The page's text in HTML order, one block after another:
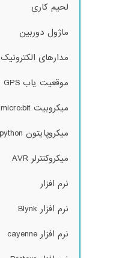
لحیم کاری
ماژول دوربین
مدارهای الکترونیک
موقعیت یاب GPS
میکروبیت micro:bit
میکروپایتون Micropython
میکروکنترلر AVR
نرم افزار
نرم افزار Blynk
نرم افزار cayenne